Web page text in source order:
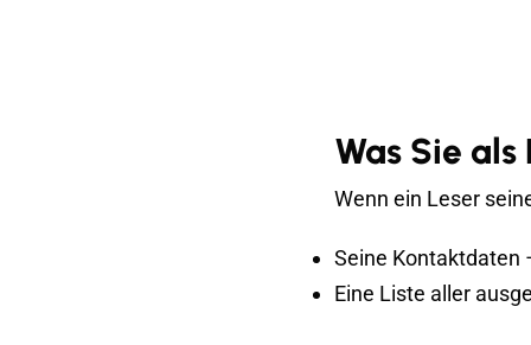
Was Sie
Wenn ein Leser
Seine Kontaktdaten
Eine Liste aller